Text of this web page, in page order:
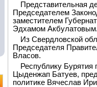
Представительная
Председателем
заместителем
Эдхамом
Из Свердловской
Председателя
Власов.
Республику
Цыденжап Батуев,
политике Вячеслав